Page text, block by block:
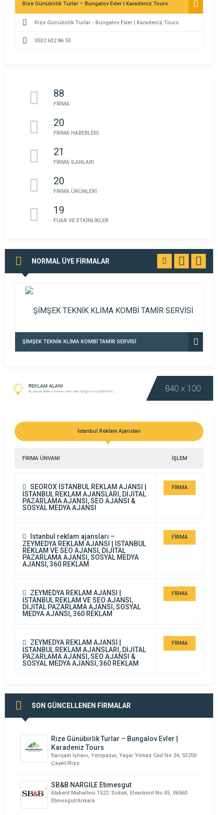
Rize Günübirlik Turlar – Bungalov Evler | Karadeniz Tours
Rize Günübirlik Turlar - Bungalov Evler | Karadeniz Tours
0532 632 86 53
88
FİRMA
20
FİRMA HABERLERİ
21
FİRMA İLANLARI
20
FİRMA ÜRÜNLERİ
19
FUAR VE ETKİNLİKLER
NORMAL ÜYE FİRMALAR
GÖR
ŞİMŞEK TEKNİK KLİMA KOMBİ TAMİR SERVİSİ
İstanbul Reklam Ajansları
FİRMA ÜNVANI İŞLEM
SEOROX İSTANBUL REKLAM AJANSI |
İSTANBUL REKLAM AJANSLARI, DİJİTAL
PAZARLAMA AJANSI, SEO AJANSI &
SOSYAL MEDYA AJANSI
FİRMA
İstanbul reklam ajansları –
ZEYMEDYA REKLAM AJANSI | İSTANBUL
REKLAM VE SEO AJANSI, DİJİTAL
PAZARLAMA AJANSI, SOSYAL MEDYA
AJANSI, 360 REKLAM
FİRMA
ZEYMEDYA REKLAM AJANSI |
İSTANBUL REKLAM VE SEO AJANSI,
DİJİTAL PAZARLAMA AJANSI, SOSYAL
MEDYA AJANSI, 360 REKLAM
FİRMA
ZEYMEDYA REKLAM AJANSI |
İSTANBUL REKLAM AJANSLARI, DİJİTAL
PAZARLAMA AJANSI, SEO AJANSI &
SOSYAL MEDYA AJANSI, 360 REKLAM
FİRMA
SON GÜNCELLENEN FİRMALAR
Rize Günübirlik Turlar – Bungalov Evler |
Karadeniz Tours
Sarıçam İşhanı, Yenipazar, Yaşar Yılmaz Cad No:24, 53200
Çayeli/Rize
SB&B NARGİLE Etimesgut
Atakent Mahallesi 1522. Sokak, Elvankent No:45, 06560
Etimesgut/Ankara